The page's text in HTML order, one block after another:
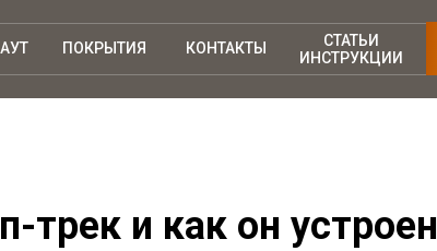
КОНТАКТЫ
СТАТЬИ
ИНСТРУКЦИИ
ПОКРЫТИЯ
трек и как он устроен